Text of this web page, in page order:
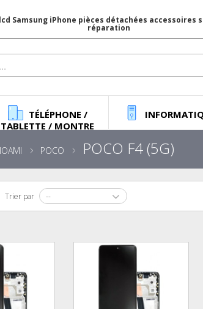
Samsung iPhone pièces détachées accessoires
réparation
TÉLÉPHONE /
TABLETTE / MONTRE
POCO POCO F4 (5G)
Trier par --